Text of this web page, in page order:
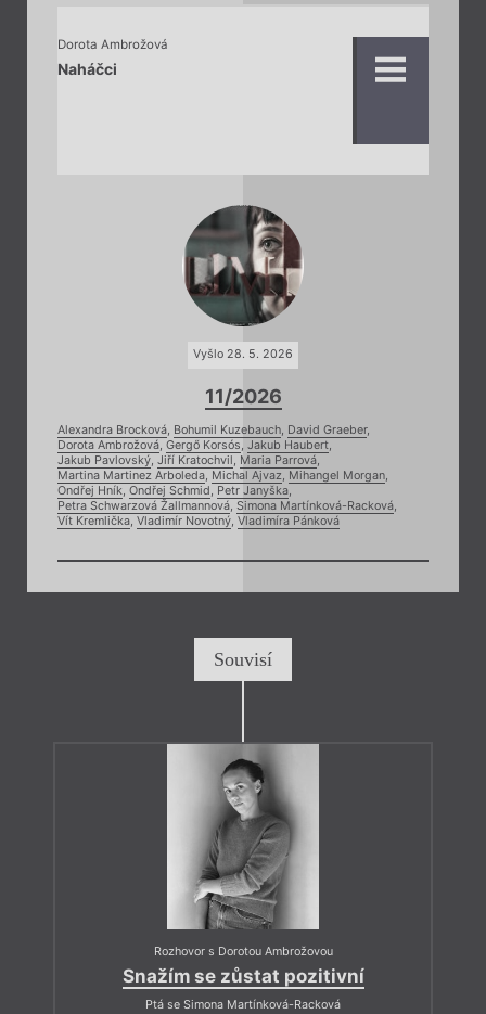
Dorota Ambrožová
Naháčci
Vyšlo 28. 5. 2026
11/2026
Alexandra Brocková, Bohumil Kuzebauch, David Graeber,
Dorota Ambrožová, Gergő Korsós, Jakub Haubert,
Jakub Pavlovský, Jiří Kratochvil, Maria Parrová,
Martina Martinez Arboleda, Michal Ajvaz, Mihangel Morgan,
Ondřej Hník, Ondřej Schmid, Petr Janyška,
Petra Schwarzová Žallmannová, Simona Martínková-Racková,
Vít Kremlička, Vladimír Novotný, Vladimíra Pánková
Souvisí
Rozhovor s Dorotou Ambrožovou
Snažím se zůstat pozitivní
Ptá se Simona Martínková-Racková